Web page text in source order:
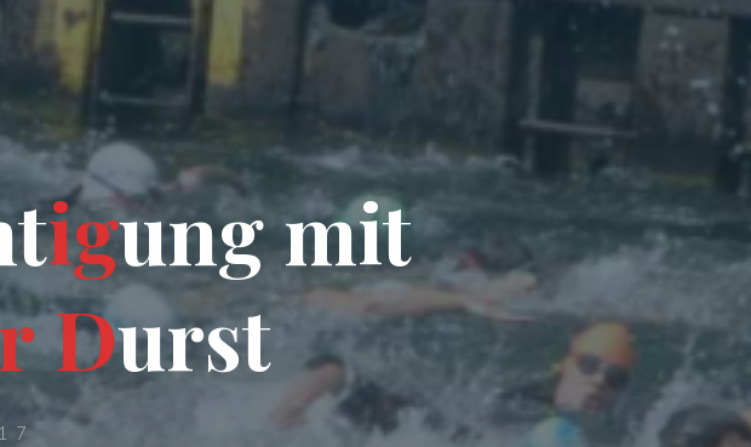
tigung
g mitt
Durrst